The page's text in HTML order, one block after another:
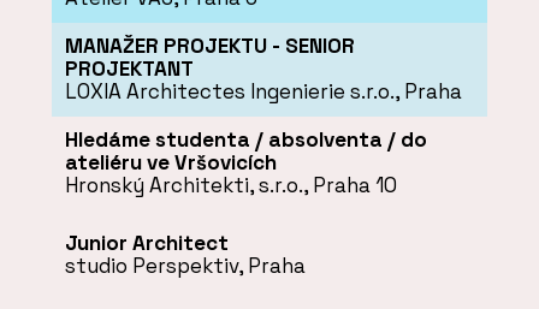
MANAŽER PROJEKTU - SENIOR
PROJEKTANT
LOXIA Architectes Ingenierie s.r.o., Praha
Hledáme studenta / absolventa / do
ateliéru ve Vršovicích
Hronský Architekti, s.r.o., Praha 10
Junior Architect
studio Perspektiv, Praha